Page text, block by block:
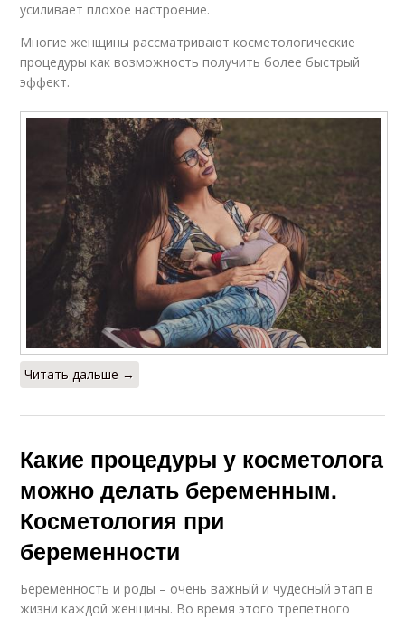
усиливает плохое настроение.
Многие женщины рассматривают косметологические
процедуры как возможность получить более быстрый
эффект.
Читать дальше →
Какие процедуры у косметолога
можно делать беременным.
Косметология при
беременности
Беременность и роды – очень важный и чудесный этап в
жизни каждой женщины. Во время этого трепетного